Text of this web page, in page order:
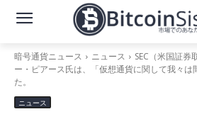
暗号通貨ニュース ニュース
SEC（米国証券
ー・ピアース氏は、「仮想通貨に関して我々は
た。
ニュース